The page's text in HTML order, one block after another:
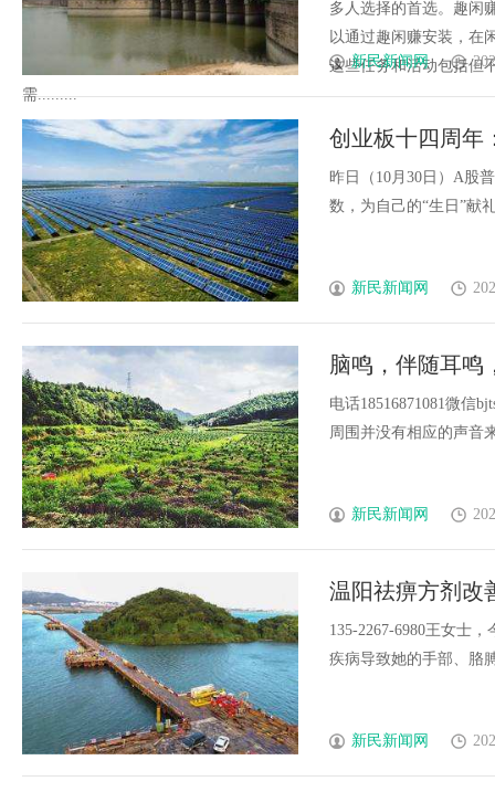
多人选择的首选。趣闲
以通过趣闲赚安装，在
这些任务和活动包括但
需.........
新民新闻网
创业板十四周年
昨日（10月30日）A股
数，为自己的“生日”献
新民新闻网
脑鸣，伴随耳鸣
电话18516871081微信
周围并没有相应的声音
新民新闻网
温阳祛痹方剂改
135-2267-6980王女士
疾病导致她的手部、胳
新民新闻网